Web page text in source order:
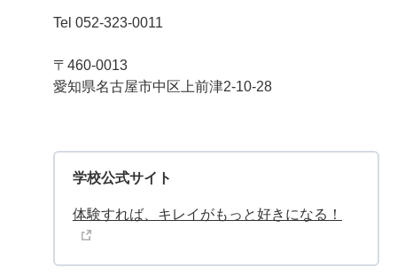
Tel 052-323-0011
〒460-0013
愛知県名古屋市中区上前津2-10-28
学校公式サイト
体験すれば、キレイがもっと好きになる！